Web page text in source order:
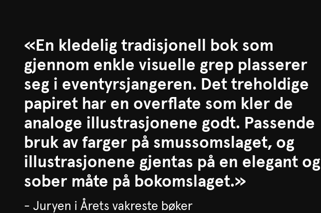
«En kledelig tradisjonell bok som
gjennom enkle visuelle grep plasserer
seg i eventyrsjangeren. Det treholdige
papiret har en overflate som kler de
analoge illustrasjonene godt. Passende
bruk av farger på smussomslaget, og
illustrasjonene gjentas på en elegant og
sober måte på bokomslaget.»
- Juryen i Årets vakreste bøker